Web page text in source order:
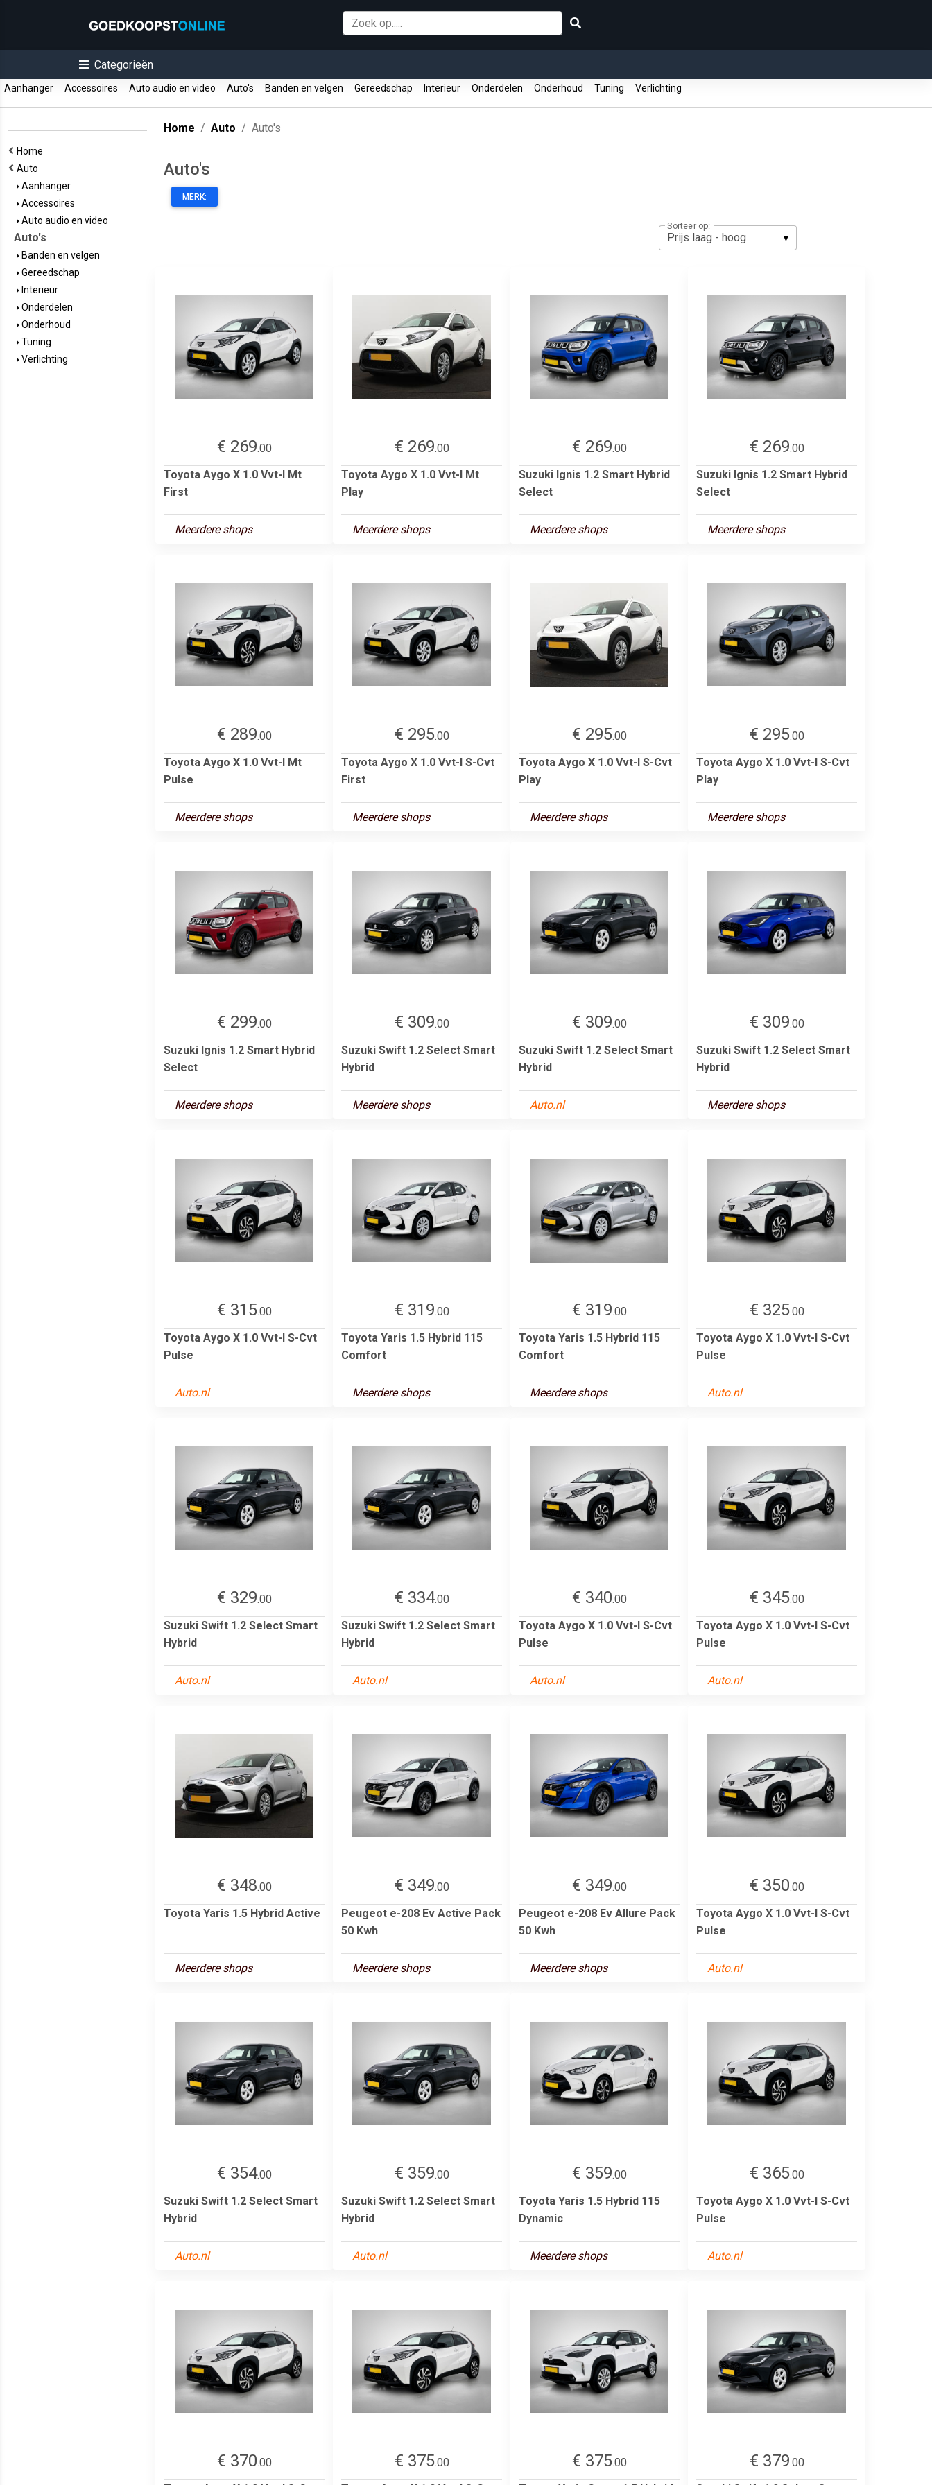
Categorieën
Aanhanger Accessoires Auto audio en video Auto's Banden en velgen Gereedschap Interieur Onderdelen Onderhoud Tuning Verlichting
Home
Auto
Aanhanger
Accessoires
Auto audio en video
Auto's
Banden en velgen
Gereedschap
Interieur
Onderdelen
Onderhoud
Tuning
Verlichting
Home Auto Auto's
Auto's
MERK:
Sorteer op:
€ 269.00
Toyota Aygo X 1.0 Vvt-I Mt
First
Meerdere shops
€ 269.00
Toyota Aygo X 1.0 Vvt-I Mt
Play
Meerdere shops
€ 269.00
Suzuki Ignis 1.2 Smart Hybrid
Select
Meerdere shops
€ 269.00
Suzuki Ignis 1.2 Smart Hybrid
Select
Meerdere shops
€ 289.00
Toyota Aygo X 1.0 Vvt-I Mt
Pulse
Meerdere shops
€ 295.00
Toyota Aygo X 1.0 Vvt-I S-Cvt
First
Meerdere shops
€ 295.00
Toyota Aygo X 1.0 Vvt-I S-Cvt
Play
Meerdere shops
€ 295.00
Toyota Aygo X 1.0 Vvt-I S-Cvt
Play
Meerdere shops
€ 299.00
Suzuki Ignis 1.2 Smart Hybrid
Select
Meerdere shops
€ 309.00
Suzuki Swift 1.2 Select Smart
Hybrid
Meerdere shops
€ 309.00
Suzuki Swift 1.2 Select Smart
Hybrid
Auto.nl
€ 309.00
Suzuki Swift 1.2 Select Smart
Hybrid
Meerdere shops
€ 315.00
Toyota Aygo X 1.0 Vvt-I S-Cvt
Pulse
Auto.nl
€ 319.00
Toyota Yaris 1.5 Hybrid 115
Comfort
Meerdere shops
€ 319.00
Toyota Yaris 1.5 Hybrid 115
Comfort
Meerdere shops
€ 325.00
Toyota Aygo X 1.0 Vvt-I S-Cvt
Pulse
Auto.nl
€ 329.00
Suzuki Swift 1.2 Select Smart
Hybrid
Auto.nl
€ 334.00
Suzuki Swift 1.2 Select Smart
Hybrid
Auto.nl
€ 340.00
Toyota Aygo X 1.0 Vvt-I S-Cvt
Pulse
Auto.nl
€ 345.00
Toyota Aygo X 1.0 Vvt-I S-Cvt
Pulse
Auto.nl
€ 348.00
Toyota Yaris 1.5 Hybrid Active
Meerdere shops
€ 349.00
Peugeot e-208 Ev Active Pack
50 Kwh
Meerdere shops
€ 349.00
Peugeot e-208 Ev Allure Pack
50 Kwh
Meerdere shops
€ 350.00
Toyota Aygo X 1.0 Vvt-I S-Cvt
Pulse
Auto.nl
€ 354.00
Suzuki Swift 1.2 Select Smart
Hybrid
Auto.nl
€ 359.00
Suzuki Swift 1.2 Select Smart
Hybrid
Auto.nl
€ 359.00
Toyota Yaris 1.5 Hybrid 115
Dynamic
Meerdere shops
€ 365.00
Toyota Aygo X 1.0 Vvt-I S-Cvt
Pulse
Auto.nl
€ 370.00
€ 375.00
€ 375.00
€ 379.00